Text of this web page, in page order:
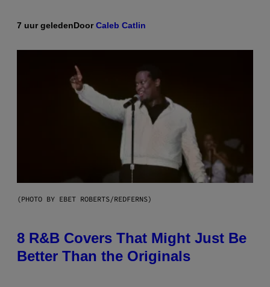
7 uur geledenDoorCaleb Catlin
(PHOTO BY EBET ROBERTS/REDFERNS)
8 R&B Covers That Might Just Be
Better Than the Originals